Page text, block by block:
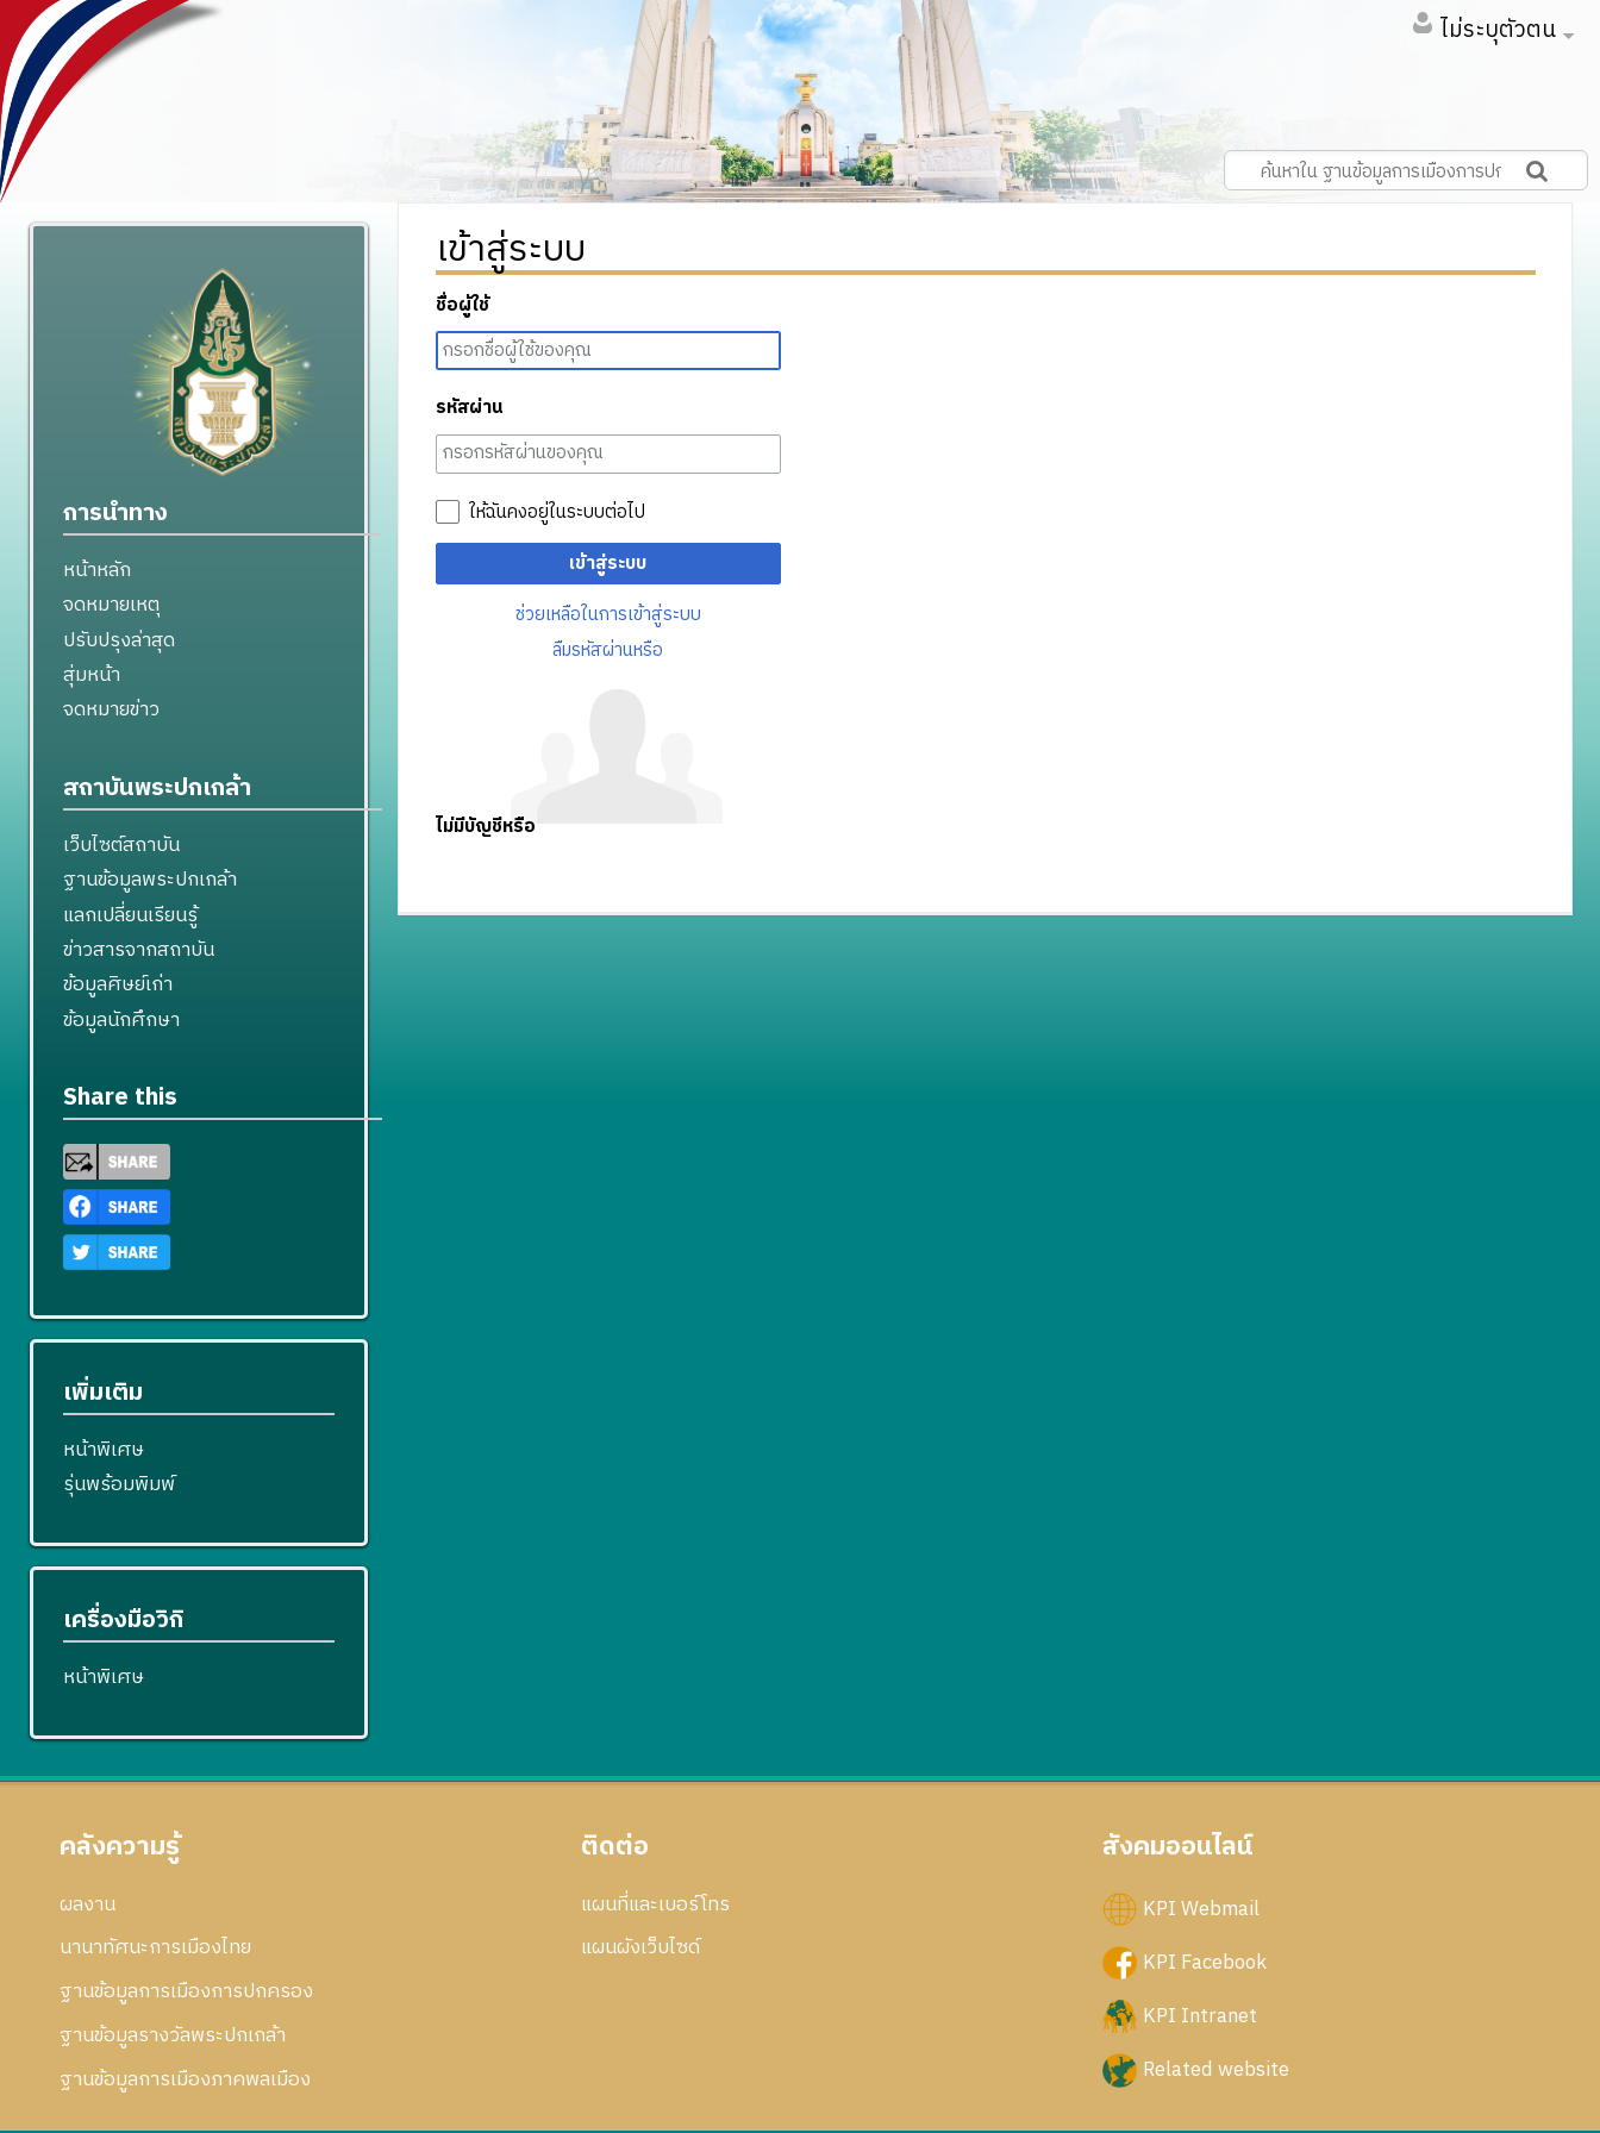
ไม่ระบุตัวตน
เข้าสู่ระบบ
ชื่อผู้ใช้
รหัสผ่าน
ให้ฉันคงอยู่ในระบบต่อไป
เข้าสู่ระบบ
ช่วยเหลือในการเข้าสู่ระบบ
ลืมรหัสผ่านหรือ
ไม่มีบัญชีหรือ
การนำทาง
หน้าหลัก
จดหมายเหตุ
ปรับปรุงล่าสุด
สุ่มหน้า
จดหมายข่าว
สถาบันพระปกเกล้า
เว็บไซต์สถาบัน
ฐานข้อมูลพระปกเกล้า
แลกเปลี่ยนเรียนรู้
ข่าวสารจากสถาบัน
ข้อมูลศิษย์เก่า
ข้อมูลนักศึกษา
Share this
เพิ่มเติม
หน้าพิเศษ
รุ่นพร้อมพิมพ์
เครื่องมือวิกิ
หน้าพิเศษ
คลังความรู้
ผลงาน
นานาทัศนะการเมืองไทย
ฐานข้อมูลการเมืองการปกครอง
ฐานข้อมูลรางวัลพระปกเกล้า
ฐานข้อมูลการเมืองภาคพลเมือง
ติดต่อ
แผนที่และเบอร์โทร
แผนผังเว็บไซด์
สังคมออนไลน์
KPI Webmail
KPI Facebook
KPI Intranet
Related website